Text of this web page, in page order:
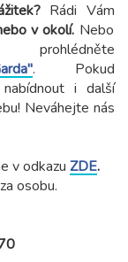
Rádi Vám
v okolí. Nebo
. Pokud
i další
Neváhejte nás
v odkazu ZDE.
osobu.